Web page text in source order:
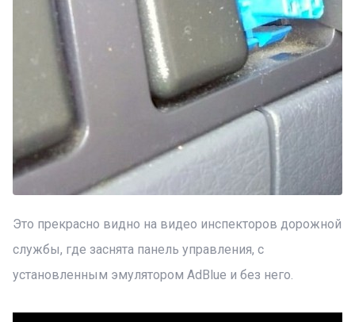
Это прекрасно видно на видео инспекторов дорожной
службы, где заснята панель управления, с
установленным эмулятором AdBlue и без него.